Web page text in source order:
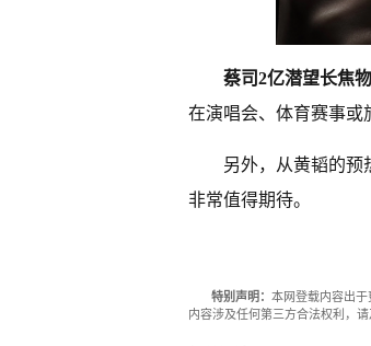
蔡司2亿潜望长焦
在演唱会、体育赛事或
另外，从黄韬的预
非常值得期待。
特别声明： 本网登载内容出
内容涉及任何第三方合法权利，